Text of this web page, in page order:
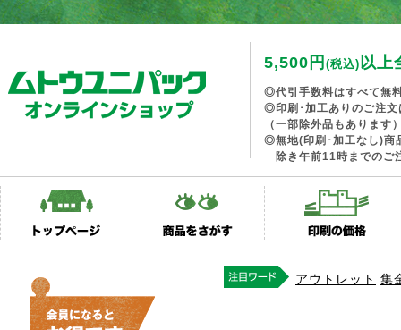
5,500円 (税込)以上
◎代引手数料はすべて無
◎印刷･加工ありのご注文
（一部除外品もあります
◎無地(印刷･加工なし)商
除き午前11時までのご
アウトレット 集